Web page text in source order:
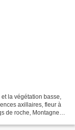
la végétation basse,
axillaires, fleur à
de roche, Montagne